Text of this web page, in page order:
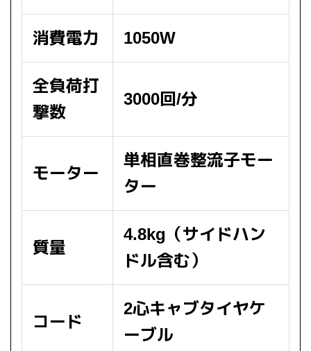
消費電力 1050W
全負荷打
撃数
3000回/分
モーター
単相直巻整流子モー
ター
質量
4.8kg（サイドハン
ドル含む）
コード
2心キャブタイヤケ
ーブル